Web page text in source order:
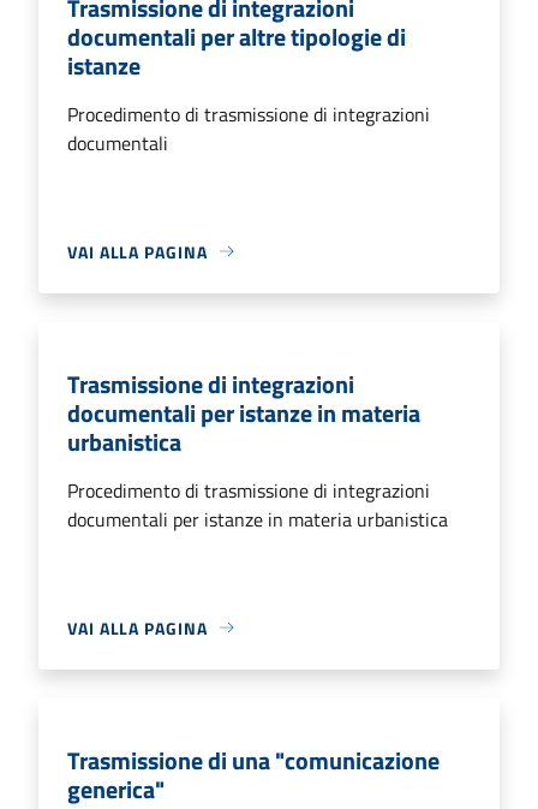
documentali per altre tipologie di
istanze
Procedimento di trasmissione di integrazioni
documentali
VAI ALLA PAGINA
Trasmissione di integrazioni
documentali per istanze in materia
urbanistica
Procedimento di trasmissione di integrazioni
documentali per istanze in materia urbanistica
VAI ALLA PAGINA
Trasmissione di una "comunicazione
generica"